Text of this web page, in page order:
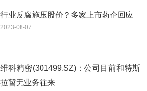
行业反腐施压股价？多家上市药企回应
2023-08-07
维科精密(301499.SZ)：公司目前和特斯
拉暂无业务往来